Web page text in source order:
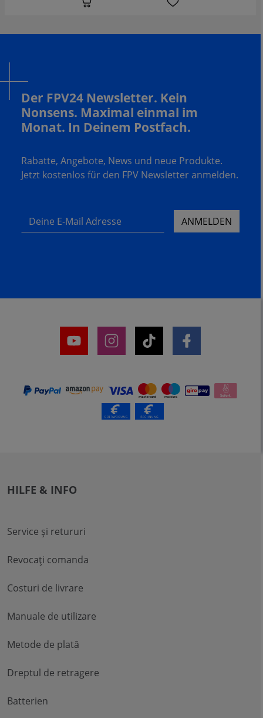
Der FPV24 Newsletter. Kein
Nonsens. Maximal einmal im
Monat. In Deinem Postfach.
Rabatte, Angebote, News und neue Produkte.
Jetzt kostenlos für den FPV Newsletter anmelden.
Deine E-Mail Adresse ANMELDEN
HILFE & INFO
Service și retururi
Revocați comanda
Costuri de livrare
Manuale de utilizare
Metode de plată
Dreptul de retragere
Batterien